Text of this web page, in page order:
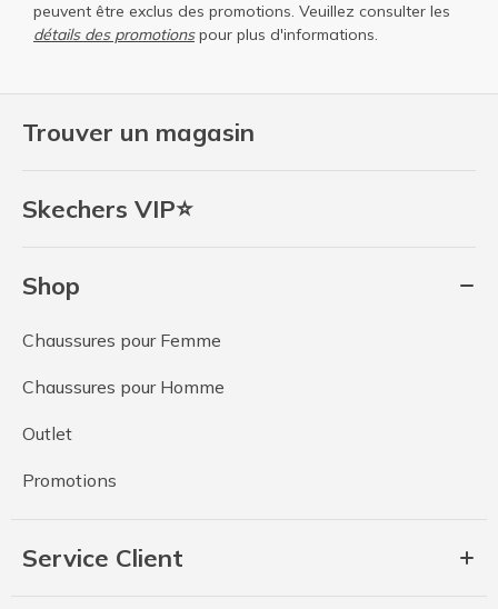
Trouver un magasin
Skechers VIP⭐
Shop
Chaussures pour Femme
Chaussures pour Homme
Outlet
Promotions
Service Client
peuvent être exclus des promotions. Veuillez consulter les
détails des promotionspour plus d'informations.